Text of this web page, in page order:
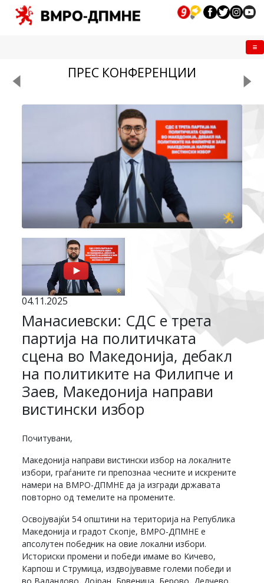
ПРЕС КОНФЕРЕНЦИИ
04.11.2025
Манасиевски: СДС е трета
партија на политичката
сцена во Македонија, дебакл
на политиките на Филипче и
Заев, Македонија направи
вистински избор
Почитувани,
Македонија направи вистински избор на локалните
избори, граѓаните ги препознаа чесните и искрените
намери на ВМРО-ДПМНЕ да ја изгради државата
повторно од темелите на промените.
Освојувајќи 54 општини на територија на Република
Македонија и градот Скопје, ВМРО-ДПМНЕ е
апсолутен победник на овие локални избори.
Историски промени и победи имаме во Кичево,
Карпош и Струмица, издвојувавме големи победи и